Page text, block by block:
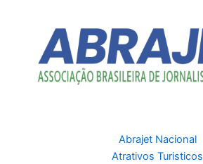
Abrajet Nacional
Atrativos Turisticos